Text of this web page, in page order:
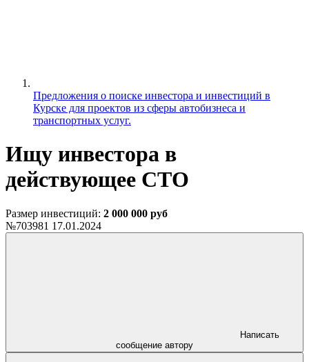
Предложения о поиске инвестора и инвестиций в
Курске для проектов из сферы автобизнеса и
транспортных услуг.
Ищу инвестора в
действующее СТО
Размер инвестиций: 2 000 000 руб
№703981 17.01.2024
сообщение автору